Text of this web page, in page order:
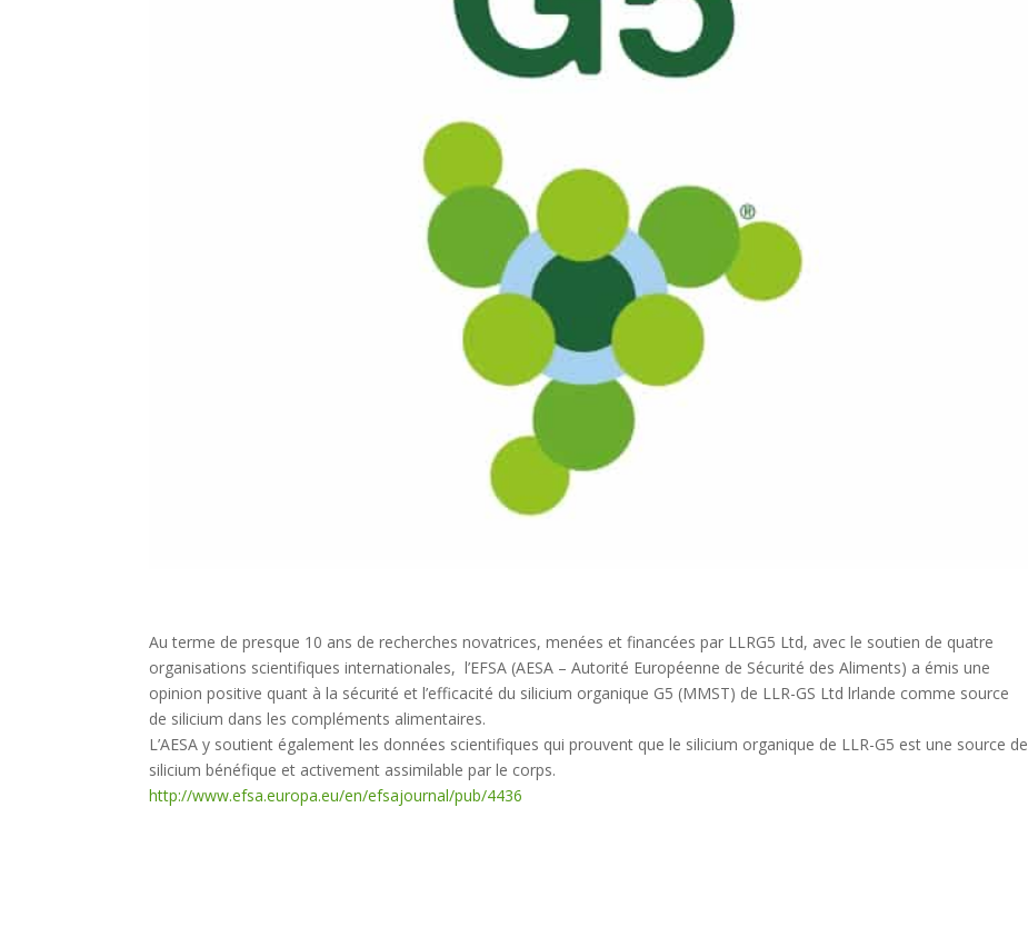
Au terme de presque 10 ans de recherches novatrices, menées et financées par LLRG5 Ltd, avec le soutien de quatre
organisations scientifiques internationales, l’EFSA (AESA – Autorité Européenne de Sécurité des Aliments) a émis une
opinion positive quant à la sécurité et l’efficacité du silicium organique G5 (MMST) de LLR-GS Ltd lrlande comme source
de silicium dans les compléments alimentaires.
L’AESA y soutient également les données scientifiques qui prouvent que le silicium organique de LLR-G5 est une source de
silicium bénéfique et activement assimilable par le corps.
http://www.efsa.europa.eu/en/efsajournal/pub/4436